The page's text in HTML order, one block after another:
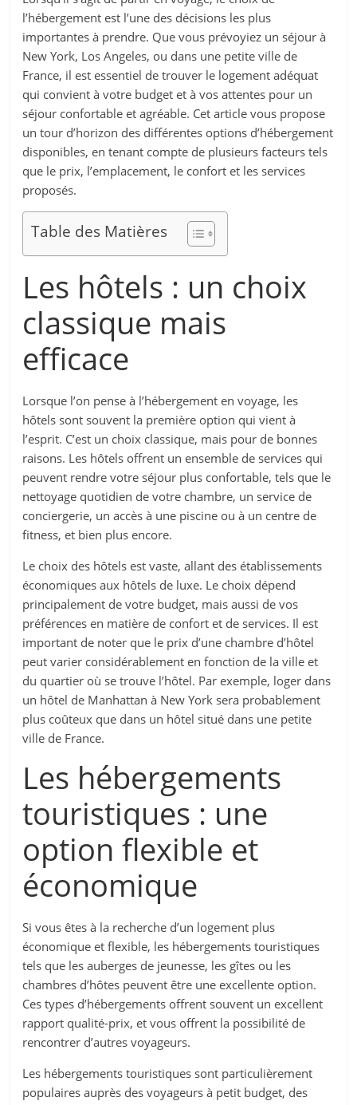
l’hébergement est l’une des décisions les plus
importantes à prendre. Que vous prévoyiez un séjour à
New York, Los Angeles, ou dans une petite ville de
France, il est essentiel de trouver le logement adéquat
qui convient à votre budget et à vos attentes pour un
séjour confortable et agréable. Cet article vous propose
un tour d’horizon des différentes options d’hébergement
disponibles, en tenant compte de plusieurs facteurs tels
que le prix, l’emplacement, le confort et les services
proposés.
Table des Matières
Les hôtels : un choix
classique mais
efficace
Lorsque l’on pense à l’hébergement en voyage, les
hôtels sont souvent la première option qui vient à
l’esprit. C’est un choix classique, mais pour de bonnes
raisons. Les hôtels offrent un ensemble de services qui
peuvent rendre votre séjour plus confortable, tels que le
nettoyage quotidien de votre chambre, un service de
conciergerie, un accès à une piscine ou à un centre de
fitness, et bien plus encore.
Le choix des hôtels est vaste, allant des établissements
économiques aux hôtels de luxe. Le choix dépend
principalement de votre budget, mais aussi de vos
préférences en matière de confort et de services. Il est
important de noter que le prix d’une chambre d’hôtel
peut varier considérablement en fonction de la ville et
du quartier où se trouve l’hôtel. Par exemple, loger dans
un hôtel de Manhattan à New York sera probablement
plus coûteux que dans un hôtel situé dans une petite
ville de France.
Les hébergements
touristiques : une
option flexible et
économique
Si vous êtes à la recherche d’un logement plus
économique et flexible, les hébergements touristiques
tels que les auberges de jeunesse, les gîtes ou les
chambres d’hôtes peuvent être une excellente option.
Ces types d’hébergements offrent souvent un excellent
rapport qualité-prix, et vous offrent la possibilité de
rencontrer d’autres voyageurs.
Les hébergements touristiques sont particulièrement
populaires auprès des voyageurs à petit budget, des